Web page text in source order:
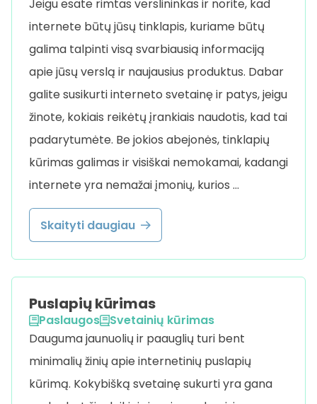
Jeigu esate rimtas verslininkas ir norite, kad
internete būtų jūsų tinklapis, kuriame būtų
galima talpinti visą svarbiausią informaciją
apie jūsų verslą ir naujausius produktus. Dabar
galite susikurti interneto svetainę ir patys, jeigu
žinote, kokiais reikėtų įrankiais naudotis, kad tai
padarytumėte. Be jokios abejonės, tinklapių
kūrimas galimas ir visiškai nemokamai, kadangi
internete yra nemažai įmonių, kurios …
Skaityti daugiau
Puslapių kūrimas
Paslaugos
Svetainių kūrimas
Dauguma jaunuolių ir paauglių turi bent
minimalių žinių apie internetinių puslapių
kūrimą. Kokybišką svetainę sukurti yra gana